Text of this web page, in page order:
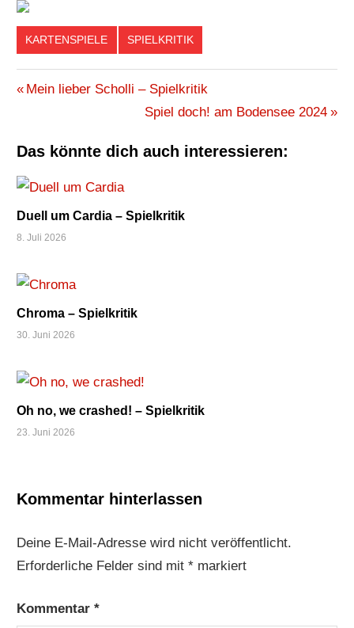
KARTENSPIELE SPIELKRITIK
ÜBERBIETEN
Beitragsnavigation
Vorheriger
Mein lieber Scholli – Spielkritik
Nächster
Spiel doch! am Bodensee 2024
Das könnte dich auch interessieren:
Duell um Cardia – Spielkritik
8. Juli 2026
Chroma – Spielkritik
30. Juni 2026
Oh no, we crashed! – Spielkritik
23. Juni 2026
Kommentar hinterlassen
Deine E-Mail-Adresse wird nicht veröffentlicht.
Erforderliche Felder sind mit* markiert
Kommentar*